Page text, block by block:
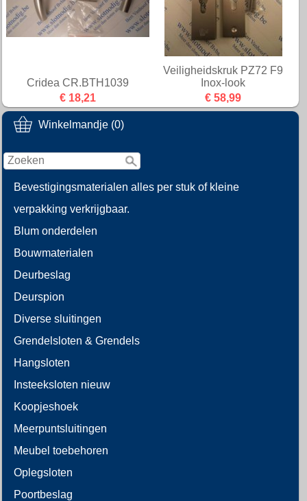
Winkelmandje (0)
Bevestigingsmaterialen alles per stuk of kleine
verpakking verkrijgbaar.
Blum onderdelen
Bouwmaterialen
Deurbeslag
Deurspion
Diverse sluitingen
Grendelsloten & Grendels
Hangsloten
Insteeksloten nieuw
Koopjeshoek
Meerpuntsluitingen
Meubel toebehoren
Oplegsloten
Poortbeslag
Cridea CR.BTH1039
€ 18,21
Veiligheidskruk PZ72 F9
Inox-look
€ 58,99